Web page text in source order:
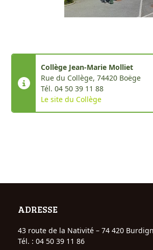
Collège Jean-Marie Molliet
Rue du Collège, 74420 Boëge
Tél. 04 50 39 11 88
Le site du Collège
ADRESSE
43 route de la Nativité – 74 420
Tél. : 04 50 39 11 86